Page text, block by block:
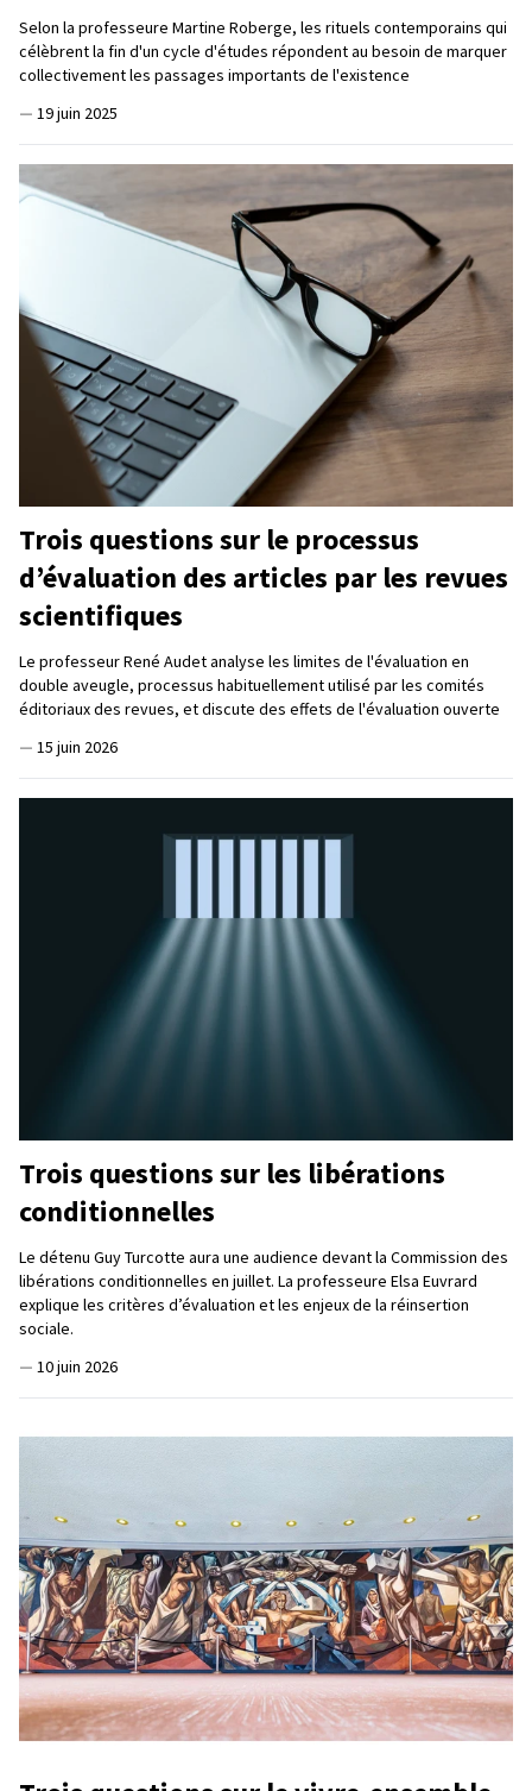
Selon la professeure Martine Roberge, les rituels contemporains qui
célèbrent la fin d'un cycle d'études répondent au besoin de marquer
collectivement les passages importants de l'existence
— 19 juin 2025
Trois questions sur le processus
d’évaluation des articles par les revues
scientifiques
Le professeur René Audet analyse les limites de l'évaluation en
double aveugle, processus habituellement utilisé par les comités
éditoriaux des revues, et discute des effets de l'évaluation ouverte
— 15 juin 2026
Trois questions sur les libérations
conditionnelles
Le détenu Guy Turcotte aura une audience devant la Commission des
libérations conditionnelles en juillet. La professeure Elsa Euvrard
explique les critères d’évaluation et les enjeux de la réinsertion
sociale.
— 10 juin 2026